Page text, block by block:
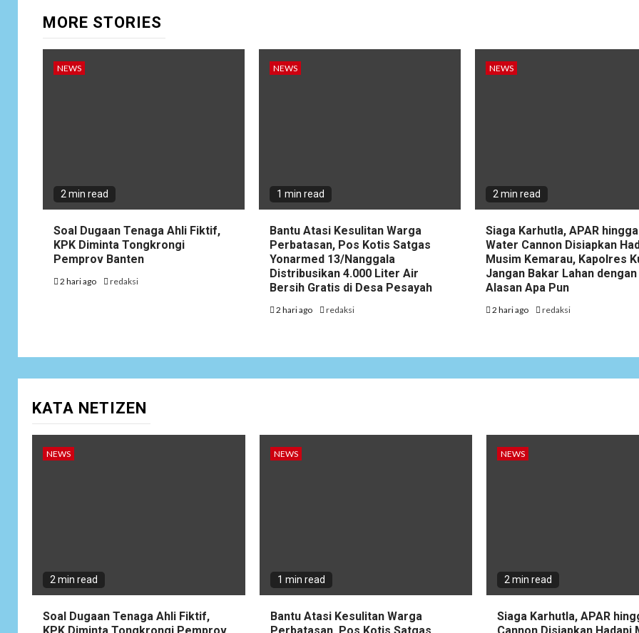
MORE STORIES
NEWS
2 min read
Soal Dugaan Tenaga Ahli Fiktif,
KPK Diminta Tongkrongi
Pemprov Banten
2 hari ago redaksi
NEWS
1 min read
Bantu Atasi Kesulitan Warga
Perbatasan, Pos Kotis Satgas
Yonarmed 13/Nanggala
Distribusikan 4.000 Liter Air
Bersih Gratis di Desa Pesayah
2 hari ago redaksi
NEWS
2 min read
Siaga Karhutla, APAR hingga
Water Cannon Disiapkan
Musim Kemarau, Kapolres
Jangan Bakar Lahan dengan
Alasan Apa Pun
2 hari ago redaksi
KATA NETIZEN
NEWS
2 min read
Soal Dugaan Tenaga Ahli Fiktif,
NEWS
1 min read
Bantu Atasi Kesulitan Warga
NEWS
2 min read
Siaga Karhutla, APAR